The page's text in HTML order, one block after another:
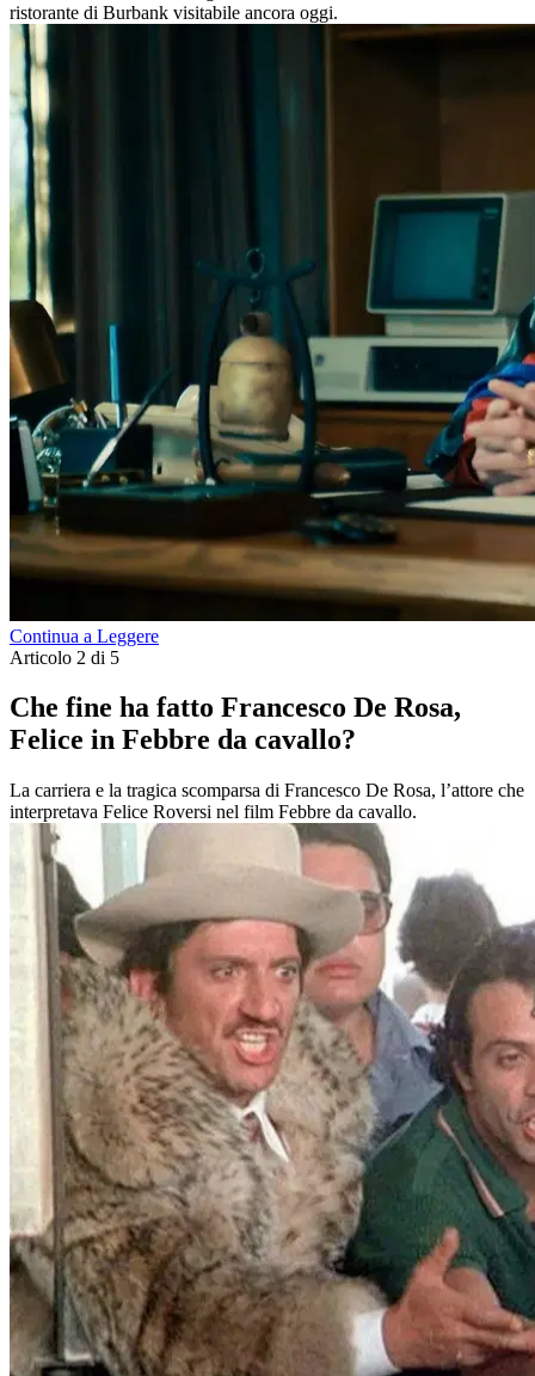
ristorante di Burbank visitabile ancora oggi.
Continua a Leggere
Articolo 2 di 5
Che fine ha fatto Francesco De Rosa,
Felice in Febbre da cavallo?
La carriera e la tragica scomparsa di Francesco De Rosa, l’attore che
interpretava Felice Roversi nel film Febbre da cavallo.